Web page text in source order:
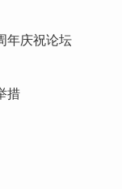
年庆祝论坛
措